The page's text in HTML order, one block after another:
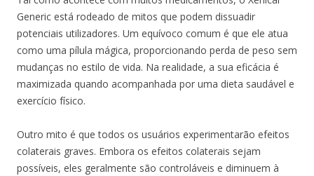
Generic está rodeado de mitos que podem dissuadir
potenciais utilizadores. Um equívoco comum é que ele atua
como uma pílula mágica, proporcionando perda de peso sem
mudanças no estilo de vida. Na realidade, a sua eficácia é
maximizada quando acompanhada por uma dieta saudável e
exercício físico.
Outro mito é que todos os usuários experimentarão efeitos
colaterais graves. Embora os efeitos colaterais sejam
possíveis, eles geralmente são controláveis ​​​​e diminuem à